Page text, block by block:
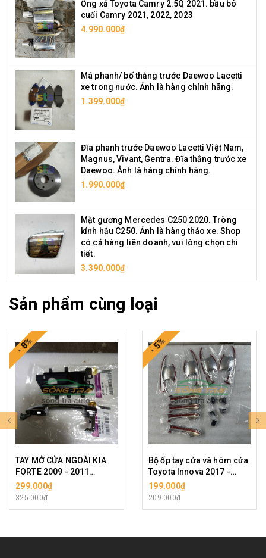
Ống xả Toyota Camry 2.5Q 2021. bầu bô
cuối Camry 2021, 2022, 2023
4.990.000₫
Má phanh/ bố thắng trước Daewoo Lacetti
xe trong nước. Ảnh là hàng chính hãng.
1.399.000₫
Đĩa phanh trước Daewoo Lacetti Việt Nam,
Magnus, Vivant, Gentra. Đĩa thắng trước xe
Daewoo. Ảnh là hàng chính hãng.
1.990.000₫
Mặt gương Mercedes C250 2020. Tròng
kính hậu C250. Ảnh là hàng tháo xe. Shop
có cả hàng liên doanh, vui lòng chọn chi
tiết.
3.390.000₫
Sản phẩm cùng loại
- 8%
TAY MỞ CỬA NGOÀI KIA
FORTE 2009 - 2011
KHÔNG ĐIỆN. TAY MỞ
CỬA TRONG KIA FORTE
299.000₫
325.000₫
- 5%
Bộ ốp tay cửa và hõm cửa
Toyota Innova 2017 -
2022
199.000₫
209.000₫